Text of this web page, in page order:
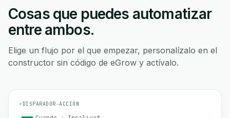
Cosas que puedes automatizar
entre ambos.
Elige un flujo por el que empezar, personalízalo en el
constructor sin código de eGrow y actívalo.
⚡ DISPARADOR→ACCIÓN